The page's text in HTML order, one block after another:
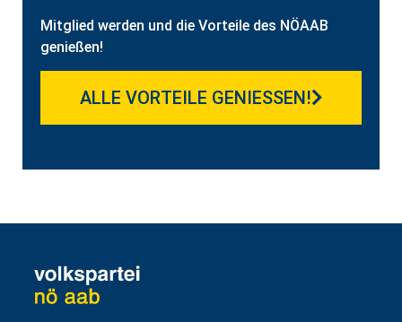
Mitglied werden und die Vorteile des NÖAAB
genießen!
ALLE VORTEILE GENIESSEN!